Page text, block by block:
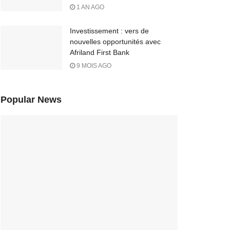
1 AN AGO
Investissement : vers de
nouvelles opportunités avec
Afriland First Bank
9 MOIS AGO
Popular News